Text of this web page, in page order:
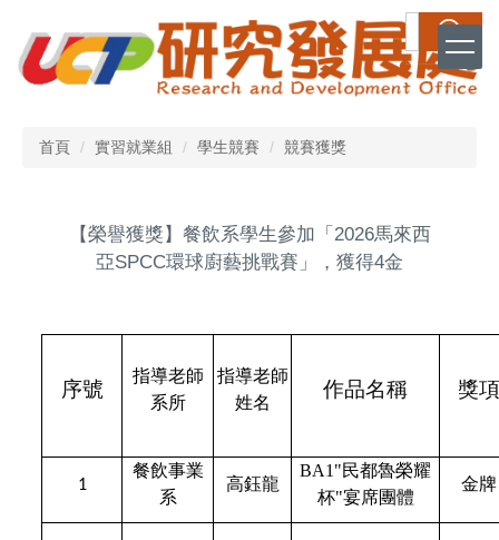
主
搜尋
首頁 實習就業組 學生競賽 競賽獲獎
【榮譽獲獎】餐飲系學生參加「2026馬來西
亞SPCC環球廚藝挑戰賽」，獲得4金
序號
指導老師
系所
指導老師
姓名
作品名稱 獎項
1
餐飲事業
系
高鈺龍
BA1"民都魯榮耀
杯"宴席團體
金牌